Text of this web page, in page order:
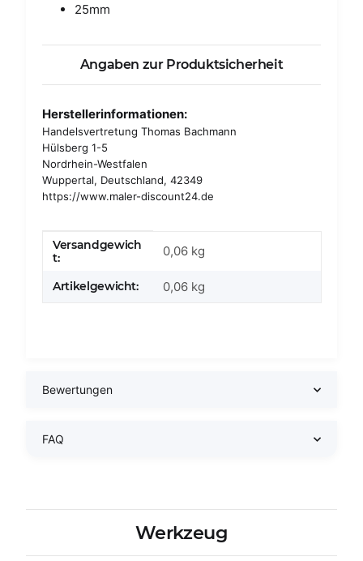
25mm
Angaben zur Produktsicherheit
Herstellerinformationen:
Handelsvertretung Thomas Bachmann
Hülsberg 1-5
Nordrhein-Westfalen
Wuppertal, Deutschland, 42349
https://www.maler-discount24.de
Produkteigenschaft
Wert
Versandgewich
t:
0,06 kg
Artikelgewicht: 0,06 kg
Bewertungen
FAQ
Werkzeug